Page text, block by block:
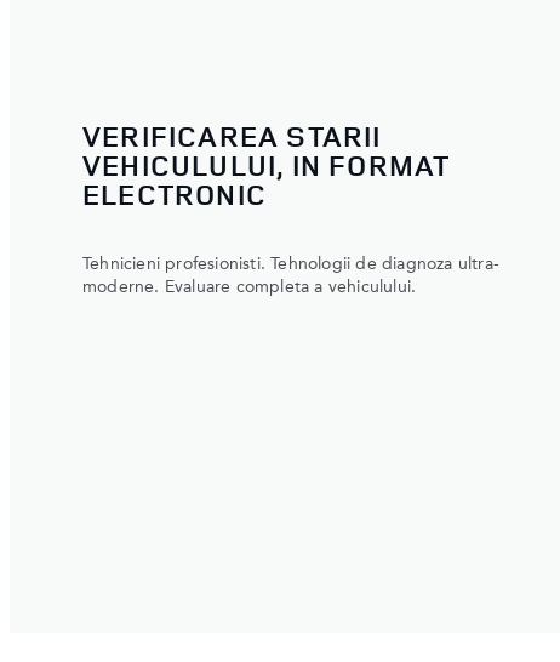
VERIFICAREA STARII
VEHICULULUI, IN FORMAT
ELECTRONIC
Tehnicieni profesionisti. Tehnologii de diagnoza ultra-
moderne. Evaluare completa a vehiculului.